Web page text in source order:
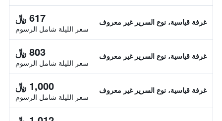
غرفة قياسية، نوع السرير غير معروف 617 ﷼
سعر الليلة شامل الرسوم
غرفة قياسية، نوع السرير غير معروف 803 ﷼
سعر الليلة شامل الرسوم
غرفة قياسية، نوع السرير غير معروف 1,000 ﷼
سعر الليلة شامل الرسوم